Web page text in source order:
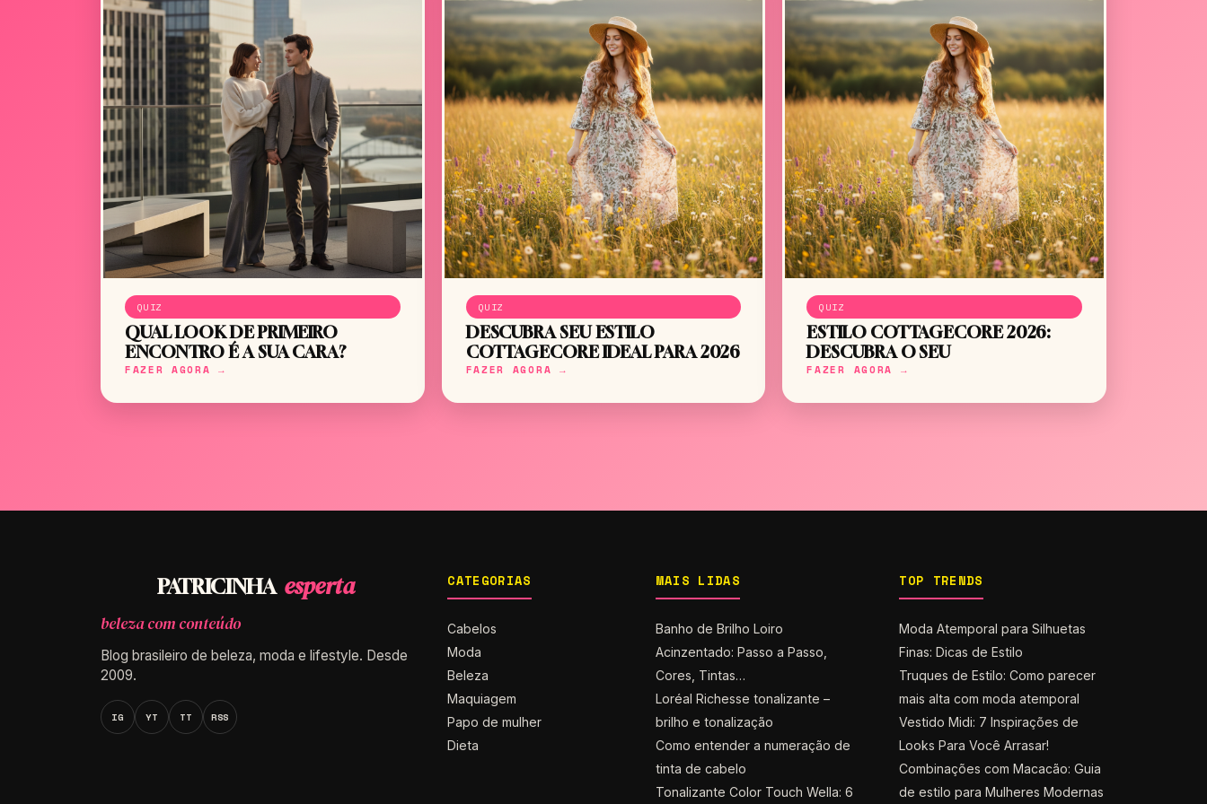
QUIZ
QUAL LOOK DE PRIMEIRO
ENCONTRO É A SUA CARA?
FAZER AGORA →
QUIZ
DESCUBRA SEU ESTILO
COTTAGECORE IDEAL PARA 2026
FAZER AGORA →
QUIZ
ESTILO COTTAGECORE 2026:
DESCUBRA O SEU
FAZER AGORA →
PATRICINHA esperta
beleza com conteúdo
Blog brasileiro de beleza, moda e lifestyle. Desde
2009.
IG YT TT RSS
CATEGORIAS
Cabelos
Moda
Beleza
Maquiagem
Papo de mulher
Dieta
MAIS LIDAS
Banho de Brilho Loiro
Acinzentado: Passo a Passo,
Cores, Tintas…
Loréal Richesse tonalizante –
brilho e tonalização
Como entender a numeração de
tinta de cabelo
Tonalizante Color Touch Wella: 6
TOP TRENDS
Moda Atemporal para Silhuetas
Finas: Dicas de Estilo
Truques de Estilo: Como parecer
mais alta com moda atemporal
Vestido Midi: 7 Inspirações de
Looks Para Você Arrasar!
Combinações com Macacão: Guia
de estilo para Mulheres Modernas